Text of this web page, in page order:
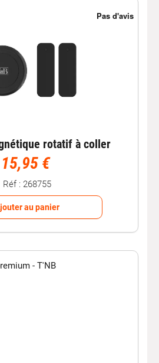
rotatif à coller
15,95 €
Réf : 268755
au panier